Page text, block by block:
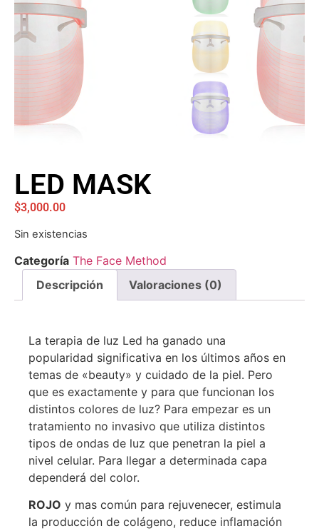
LED MASK
$3,000.00
Sin existencias
Categoría The Face Method
Descripción
Valoraciones (0)
La terapia de luz Led ha ganado una
popularidad significativa en los últimos años en
temas de «beauty» y cuidado de la piel. Pero
que es exactamente y para que funcionan los
distintos colores de luz? Para empezar es un
tratamiento no invasivo que utiliza distintos
tipos de ondas de luz que penetran la piel a
nivel celular. Para llegar a determinada capa
dependerá del color.
ROJO y mas común para rejuvenecer, estimula
la producción de colágeno, reduce inflamación